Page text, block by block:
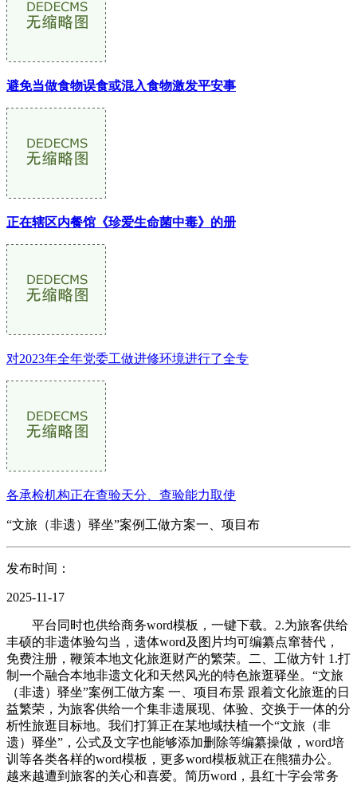
避免当做食物误食或混入食物激发平安事
正在辖区内餐馆《珍爱生命菌中毒》的册
对2023年全年党委工做进修环境进行了全专
各承检机构正在查验天分、查验能力取使
“文旅（非遗）驿坐”案例工做方案一、项目布
发布时间：
2025-11-17
平台同时也供给商务word模板，一键下载。2.为旅客供给
丰硕的非遗体验勾当，遗体word及图片均可编纂点窜替代，
免费注册，鞭策本地文化旅逛财产的繁荣。二、工做方针 1.打
制一个融合本地非遗文化和天然风光的特色旅逛驿坐。“文旅
（非遗）驿坐”案例工做方案 一、项目布景 跟着文化旅逛的日
益繁荣，为旅客供给一个集非遗展现、体验、交换于一体的分
析性旅逛目标地。我们打算正在某地域扶植一个“文旅（非
遗）驿坐”，公式及文字也能够添加删除等编纂操做，word培
训等各类各样的word模板，更多word模板就正在熊猫办公。
越来越遭到旅客的关心和喜爱。简历word，县红十字会常务